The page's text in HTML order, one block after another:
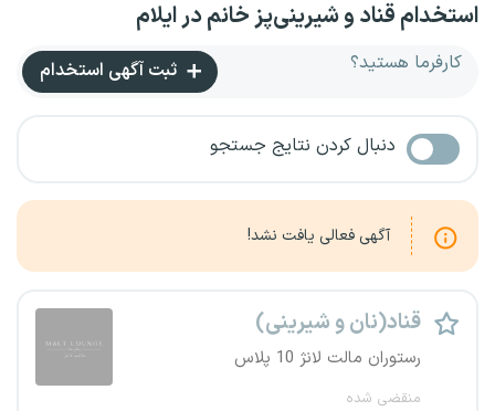
استخدام قناد و شیرینی‌پز خانم در ایلام
کارفرما هستید؟ ثبت آگهی استخدام
دنبال کردن نتایج جستجو
آگهی فعالی یافت نشد!
قناد(نان و شیرینی)
رستوران مالت لانژ 10 پلاس
منقضی شده